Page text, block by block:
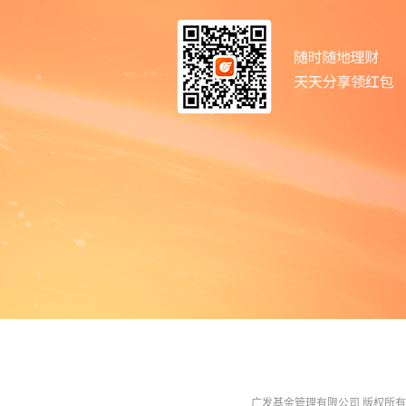
广发基金管理有限公司 版权所